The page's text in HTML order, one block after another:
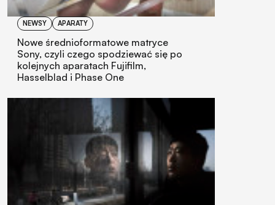
NEWSY APARATY
Nowe średnioformatowe matryce
Sony, czyli czego spodziewać się po
kolejnych aparatach Fujifilm,
Hasselblad i Phase One